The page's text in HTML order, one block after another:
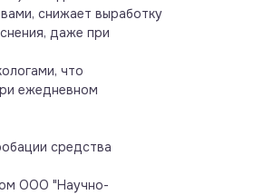
снижает выработку
даже при
что
ежедневном
средства
ООО "Научно-